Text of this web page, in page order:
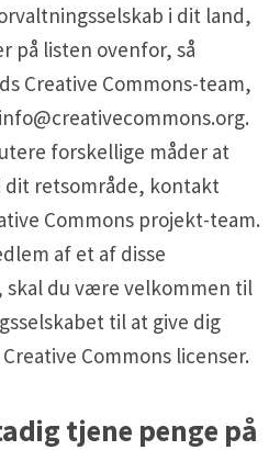
i dit land,
på listen ovenfor, så
Creative Commons-team,
info@creativecommons.org.
forskellige måder at
retsområde, kontakt
Commons projekt-team.
af et af disse
skal du være velkommen til
til at give dig
Commons licenser.
tjene penge på